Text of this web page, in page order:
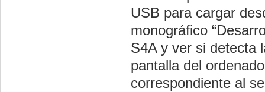
USB para cargar
monográfico
S4A y ver si detecta
pantalla del
correspondiente al